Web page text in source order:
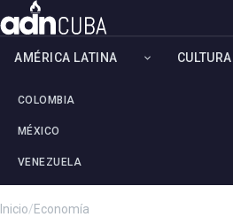
AMÉRICA LATINA
COLOMBIA
MÉXICO
VENEZUELA
CULTURA
Inicio/Economía